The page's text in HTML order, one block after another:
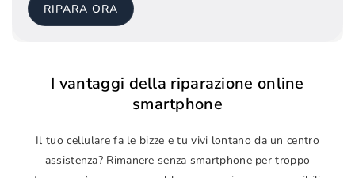
RIPARA ORA
I vantaggi della riparazione online
smartphone
Il tuo cellulare fa le bizze e tu vivi lontano da un centro
assistenza? Rimanere senza smartphone per troppo